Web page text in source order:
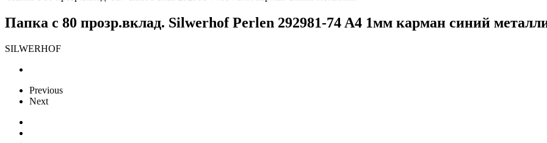
Папка с 80 прозр.вклад. Silwerhof Perlen 292981-74 A4 1мм карман синий
SILWERHOF
Previous
Next